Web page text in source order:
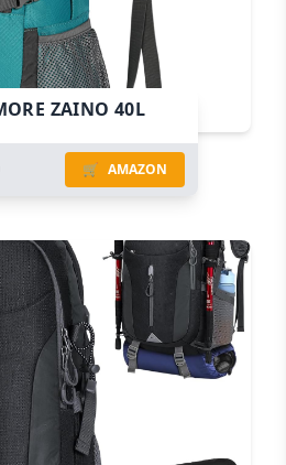
ZAINO 40L
🛒 AMAZON